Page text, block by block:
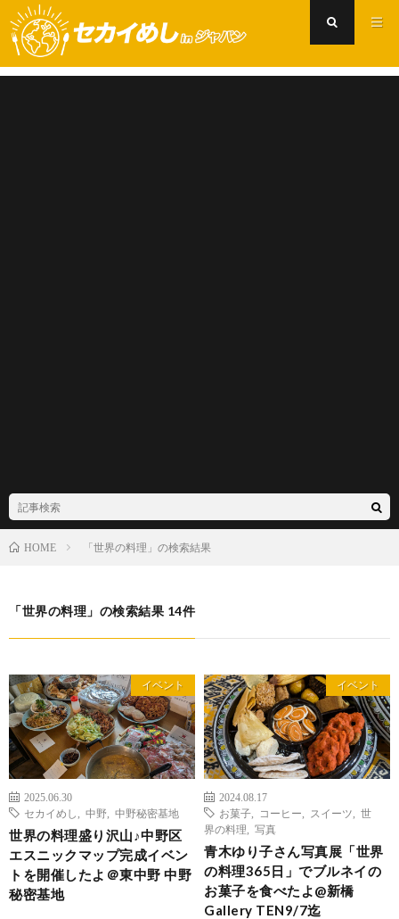
HOME 「世界の料理」の検索結果
「世界の料理」の検索結果 14件
イベント
2025.06.30
セカイめし
中野 中野秘密基地
世界の料理盛り沢山♪中野区
エスニックマップ完成イベン
トを開催したよ＠東中野 中野
秘密基地
イベント
2024.08.17
お菓子
コーヒー スイーツ
世
界の料理
写真
青木ゆり子さん写真展「世界
の料理365日」でブルネイの
お菓子を食べたよ@新橋
Gallery TEN9/7迄